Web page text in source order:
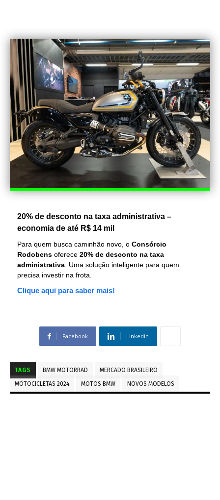
20% de desconto na taxa administrativa –
economia de até R$ 14 mil
Para quem busca caminhão novo, o Consórcio
Rodobens oferece 20% de desconto na taxa
administrativa. Uma solução inteligente para quem
precisa investir na frota.
Clique aqui para saber mais!
Facebook Linkedin
TAGS BMW MOTORRAD
MERCADO BRASILEIRO
MOTOCICLETAS 2024
MOTOS BMW NOVOS MODELOS